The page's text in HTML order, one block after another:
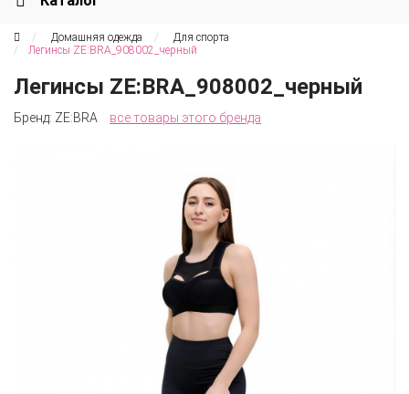
Домашняя одежда
Для спорта
Легинсы ZE:BRA_908002_черный
Легинсы ZE:BRA_908002_черный
Бренд: ZE:BRA все товары этого бренда